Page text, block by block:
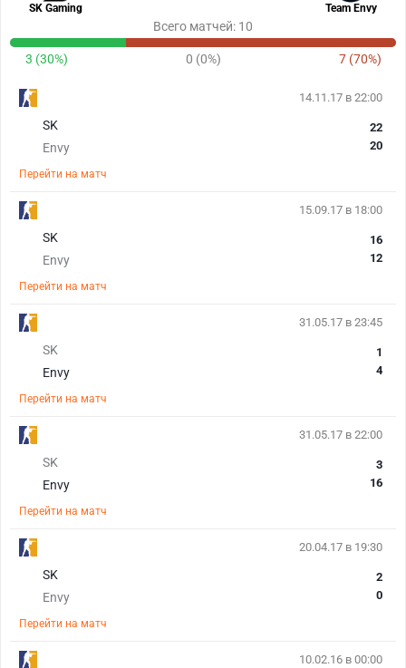
SK Gaming Team Envy
Всего матчей: 10
3 (30%) 0 (0%) 7 (70%)
14.11.17 в 22:00
SK
Envy
22
20
Перейти на матч
15.09.17 в 18:00
SK
Envy
16
12
Перейти на матч
31.05.17 в 23:45
SK
Envy
1
4
Перейти на матч
31.05.17 в 22:00
SK
Envy
3
16
Перейти на матч
20.04.17 в 19:30
SK
Envy
2
0
Перейти на матч
10.02.16 в 00:00